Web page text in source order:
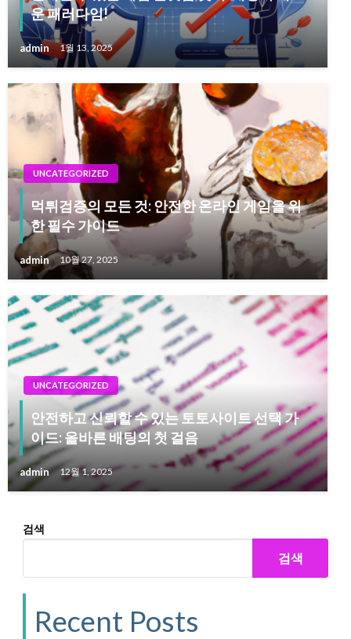
운 패러다임!
admin 1월 13, 2025
UNCATEGORIZED
먹튀검증의 모든 것: 안전한 온라인 게임을 위
한 필수 가이드
admin 10월 27, 2025
UNCATEGORIZED
안전하고 신뢰할 수 있는 토토사이트 선택 가
이드: 올바른 배팅의 첫 걸음
admin 12월 1, 2025
검색
검색
Recent Posts